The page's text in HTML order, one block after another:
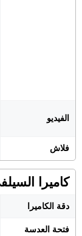
الفيديو
فلاش
كاميرا
دقة الكاميرا
فتحة العدسة